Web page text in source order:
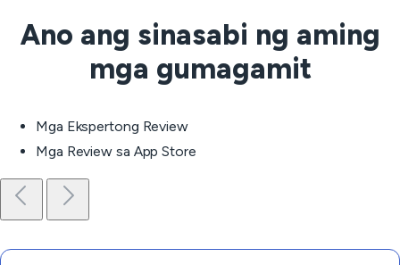
Ano ang sinasabi ng aming
mga gumagamit
Mga Ekspertong Review
Mga Review sa App Store